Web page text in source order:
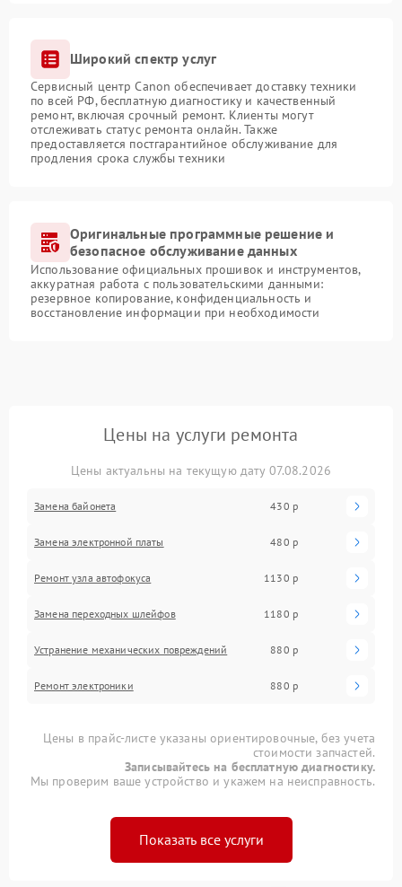
Широкий спектр услуг
Сервисный центр Canon обеспечивает доставку техники
по всей РФ, бесплатную диагностику и качественный
ремонт, включая срочный ремонт. Клиенты могут
отслеживать статус ремонта онлайн. Также
предоставляется постгарантийное обслуживание для
продления срока службы техники
Оригинальные программные решение и
безопасное обслуживание данных
Использование официальных прошивок и инструментов,
аккуратная работа с пользовательскими данными:
резервное копирование, конфиденциальность и
восстановление информации при необходимости
Цены на услуги ремонта
Цены актуальны на текущую дату 07.08.2026
Замена байонета 430 р
Замена электронной платы 480 р
Ремонт узла автофокуса 1130 р
Замена переходных шлейфов 1180 р
Устранение механических повреждений 880 р
Ремонт электроники 880 р
Цены в прайс-листе указаны ориентировочные, без учета
стоимости запчастей.
Записывайтесь на бесплатную диагностику.
Мы проверим ваше устройство и укажем на неисправность.
Показать все услуги